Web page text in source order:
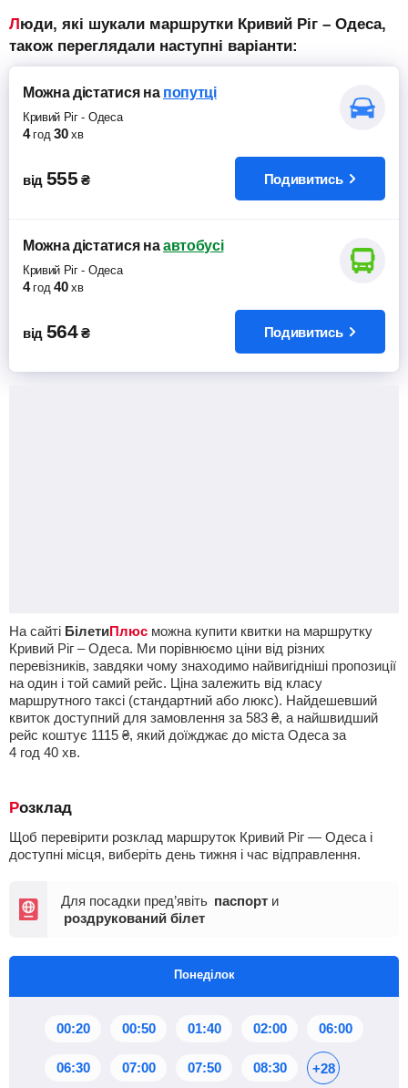
Люди, які шукали маршрутки Кривий Ріг – Одеса,
також переглядали наступні варіанти:
Можна дістатисяна попутці
Кривий Ріг- Одеса
4 год 30 хв
від 555 ₴ Подивитись
Можна дістатисяна автобусі
Кривий Ріг- Одеса
4 год 40 хв
від 564 ₴ Подивитись
На сайті БілетиПлюс можна купити квитки на маршрутку
Кривий Ріг – Одеса. Ми порівнюємо ціни від різних
перевізників, завдяки чому знаходимо найвигідніші пропозиції
на один і той самий рейс. Ціна залежить від класу
маршрутного таксі (стандартний або люкс). Найдешевший
квиток доступний для замовлення за 583 ₴, а найшвидший
рейс коштує 1115 ₴, який доїжджає до міста Одеса за
4 год 40 хв.
Розклад
Щоб перевірити розклад маршруток Кривий Ріг — Одеса і
доступні місця, виберіть день тижня і час відправлення.
Для посадки пред’явіть паспорт и
роздрукований білет
Понеділок
00:20 00:50 01:40 02:00 06:00
06:30 07:00 07:50 08:30 +28